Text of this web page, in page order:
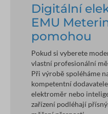
Digitální
EMU
pomohou
Pokud si vyberete
vlastní profesionální
Při výrobě spoléháme
kompetentní
elektroměr nebo
zařízení podléhají